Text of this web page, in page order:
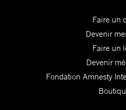
Faire un
Devenir
Faire un
Devenir
Fondation Amnesty